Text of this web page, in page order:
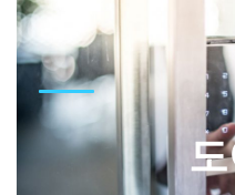
네오코리아는 한국에서 생
수출 합니다. 안전성과 보
여러분의 재